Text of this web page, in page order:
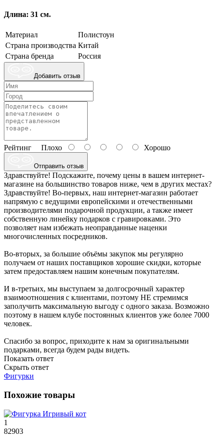
Длина: 31 см.
Материал
Полистоун
Страна производства Китай
Страна бренда
Россия
Добавить отзыв
Рейтинг Плохо Хорошо
Отправить отзыв
Здравствуйте! Подскажите, почему цены в вашем интернет-
магазине на большинство товаров ниже, чем в других местах?
Здравствуйте! Во-первых, наш интернет-магазин работает
напрямую с ведущими европейскими и отечественными
производителями подарочной продукции, а также имеет
собственную линейку подарков с гравировками. Это
позволяет нам избежать неоправданные наценки
многочисленных посредников.
Во-вторых, за большие объёмы закупок мы регулярно
получаем от наших поставщиков хорошие скидки, которые
затем предоставляем нашим конечным покупателям.
И в-третьих, мы выступаем за долгосрочный характер
взаимоотношения с клиентами, поэтому НЕ стремимся
заполучить максимальную выгоду с одного заказа. Возможно
поэтому в нашем клубе постоянных клиентов уже более 7000
человек.
Спасибо за вопрос, приходите к нам за оригинальными
подарками, всегда будем рады видеть.
Показать ответ
Скрыть ответ
Фигурки
Похожие товары
1
82903